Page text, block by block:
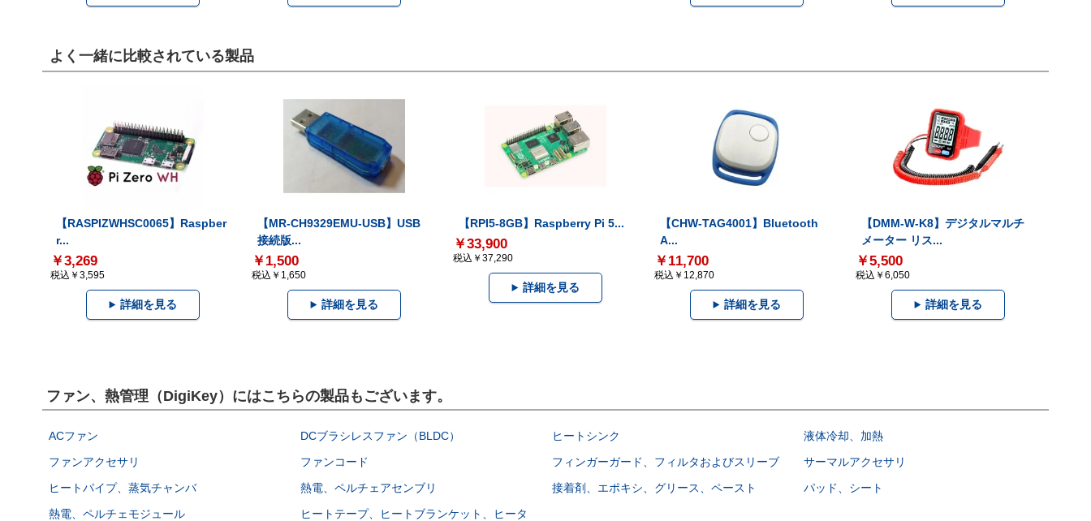
よく一緒に比較されている製品
【RASPIZWHSC0065】Raspber
r...
￥3,269
税込￥3,595
詳細を見る
【MR-CH9329EMU-USB】USB
接続版...
￥1,500
税込￥1,650
詳細を見る
【RPI5-8GB】Raspberry Pi 5...
￥33,900
税込￥37,290
詳細を見る
【CHW-TAG4001】Bluetooth
A...
￥11,700
税込￥12,870
詳細を見る
【DMM-W-K8】デジタルマルチ
メーター リス...
￥5,500
税込￥6,050
詳細を見る
ファン、熱管理（DigiKey）にはこちらの製品もございます。
ACファン DCブラシレスファン（BLDC） ヒートシンク
液体冷却、加熱
ファンアクセサリ
ファンコード フィンガーガード、フィルタおよびスリーブ
サーマルアクセサリ
ヒートパイプ、蒸気チャンバ
熱電、ペルチェアセンブリ 接着剤、エポキシ、グリース、ペースト
パッド、シート
熱電、ペルチェモジュール
ヒートテープ、ヒートブランケット、ヒータ